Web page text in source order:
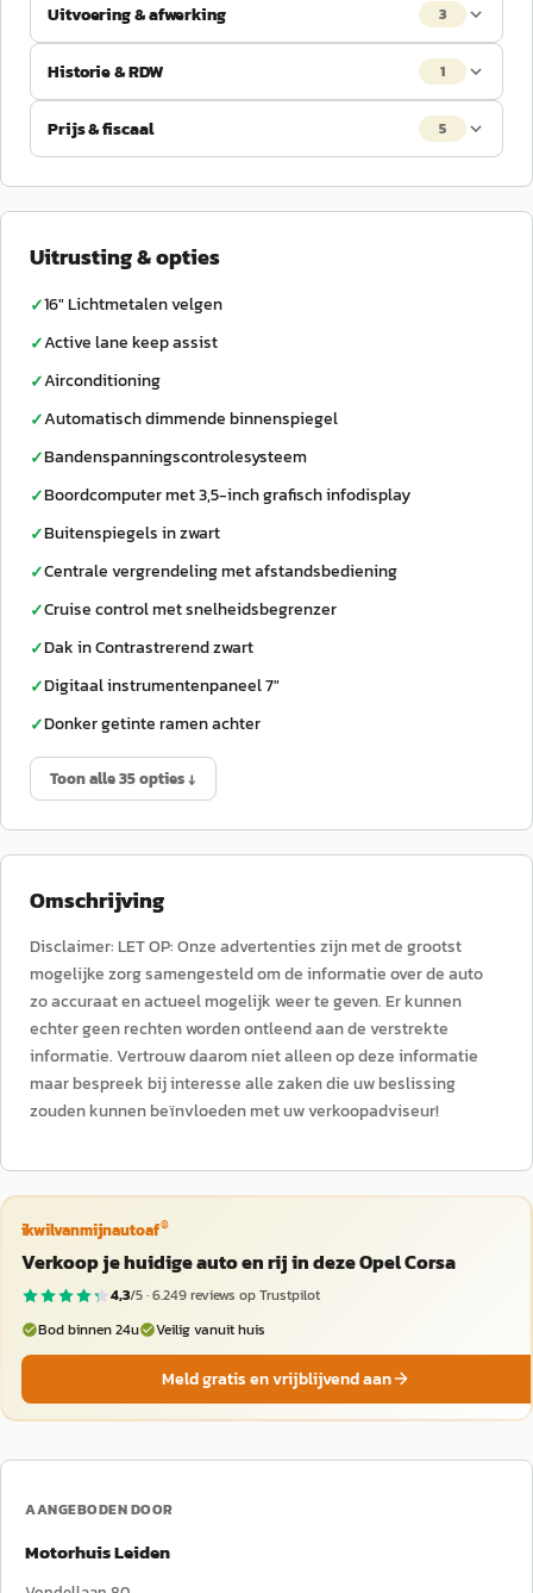
Uitvoering & afwerking 3
Historie & RDW 1
Prijs & fiscaal 5
Uitrusting & opties
✓16" Lichtmetalen velgen
✓Active lane keep assist
✓Airconditioning
✓Automatisch dimmende binnenspiegel
✓Bandenspanningscontrolesysteem
✓Boordcomputer met 3,5-inch grafisch infodisplay
✓Buitenspiegels in zwart
✓Centrale vergrendeling met afstandsbediening
✓Cruise control met snelheidsbegrenzer
✓Dak in Contrastrerend zwart
✓Digitaal instrumentenpaneel 7"
✓Donker getinte ramen achter
Toon alle 35 opties ↓
Omschrijving
Disclaimer: LET OP: Onze advertenties zijn met de grootst
mogelijke zorg samengesteld om de informatie over de auto
zo accuraat en actueel mogelijk weer te geven. Er kunnen
echter geen rechten worden ontleend aan de verstrekte
informatie. Vertrouw daarom niet alleen op deze informatie
maar bespreek bij interesse alle zaken die uw beslissing
zouden kunnen beïnvloeden met uw verkoopadviseur!
ikwilvanmijnautoaf®
Verkoop je huidige auto en rij in deze Opel Corsa
4,3/5 ·6.249reviews op Trustpilot
Bod binnen 24u
Veilig vanuit huis
Meld gratis en vrijblijvend aan
AANGEBODEN DOOR
Motorhuis Leiden